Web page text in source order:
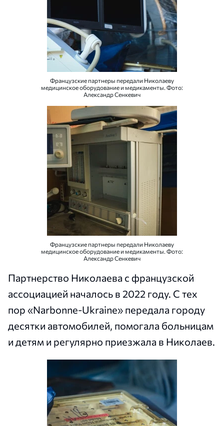
Французские партнеры передали Николаеву
медицинское оборудование и медикаменты. Фото:
Александр Сенкевич
Французские партнеры передали Николаеву
медицинское оборудование и медикаменты. Фото:
Александр Сенкевич
Партнерство Николаева с французской
ассоциацией началось в 2022 году. С тех
пор «Narbonne-Ukraine» передала городу
десятки автомобилей, помогала больницам
и детям и регулярно приезжала в Николаев.